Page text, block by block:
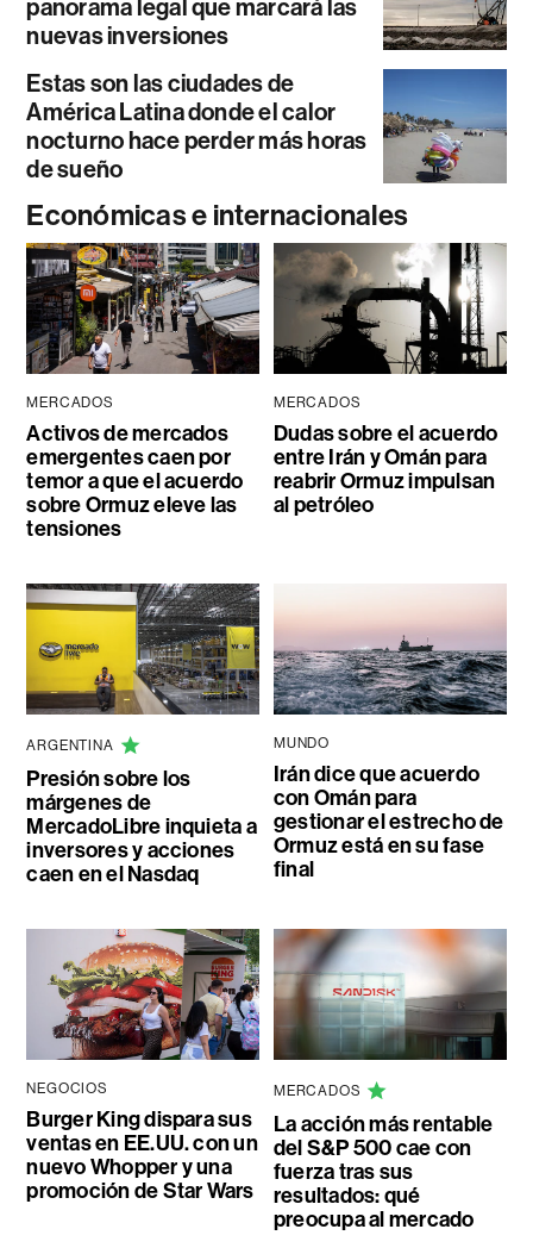
panorama legal que marcará las
nuevas inversiones
Estas son las ciudades de
América Latina donde el calor
nocturno hace perder más horas
de sueño
Económicas e internacionales
MERCADOS
Activos de mercados
emergentes caen por
temor a que el acuerdo
sobre Ormuz eleve las
tensiones
MERCADOS
Dudas sobre el acuerdo
entre Irán y Omán para
reabrir Ormuz impulsan
al petróleo
ARGENTINA
Presión sobre los
márgenes de
MercadoLibre inquieta a
inversores y acciones
caen en el Nasdaq
MUNDO
Irán dice que acuerdo
con Omán para
gestionar el estrecho de
Ormuz está en su fase
final
NEGOCIOS
Burger King dispara sus
ventas en EE.UU. con un
nuevo Whopper y una
promoción de Star Wars
MERCADOS
La acción más rentable
del S&P 500 cae con
fuerza tras sus
resultados: qué
preocupa al mercado